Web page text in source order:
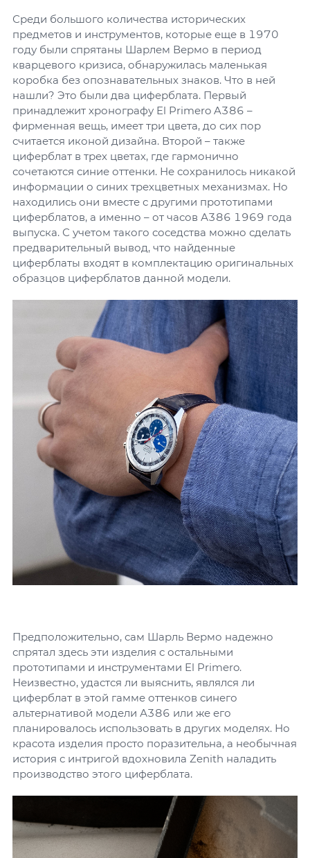
Среди большого количества исторических
предметов и инструментов, которые еще в 1970
году были спрятаны Шарлем Вермо в период
кварцевого кризиса, обнаружилась маленькая
коробка без опознавательных знаков. Что в ней
нашли? Это были два циферблата. Первый
принадлежит хронографу El Primero A386 –
фирменная вещь, имеет три цвета, до сих пор
считается иконой дизайна. Второй – также
циферблат в трех цветах, где гармонично
сочетаются синие оттенки. Не сохранилось никакой
информации о синих трехцветных механизмах. Но
находились они вместе с другими прототипами
циферблатов, а именно – от часов А386 1969 года
выпуска. С учетом такого соседства можно сделать
предварительный вывод, что найденные
циферблаты входят в комплектацию оригинальных
образцов циферблатов данной модели.
Предположительно, сам Шарль Вермо надежно
спрятал здесь эти изделия с остальными
прототипами и инструментами El Primero.
Неизвестно, удастся ли выяснить, являлся ли
циферблат в этой гамме оттенков синего
альтернативой модели А386 или же его
планировалось использовать в других моделях. Но
красота изделия просто поразительна, а необычная
история с интригой вдохновила Zenith наладить
производство этого циферблата.